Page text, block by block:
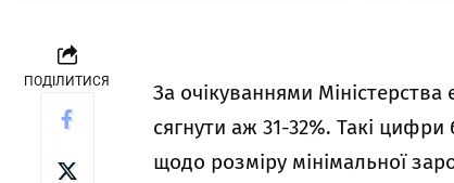
ПОДІЛИТИСЯ
За очікуваннями
сягнути аж 31-32%. Такі
щодо розміру мінімальної